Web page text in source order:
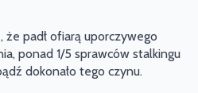
padł ofiarą uporczywego
ponad 1/5 sprawców stalkingu
dokonało tego czynu.